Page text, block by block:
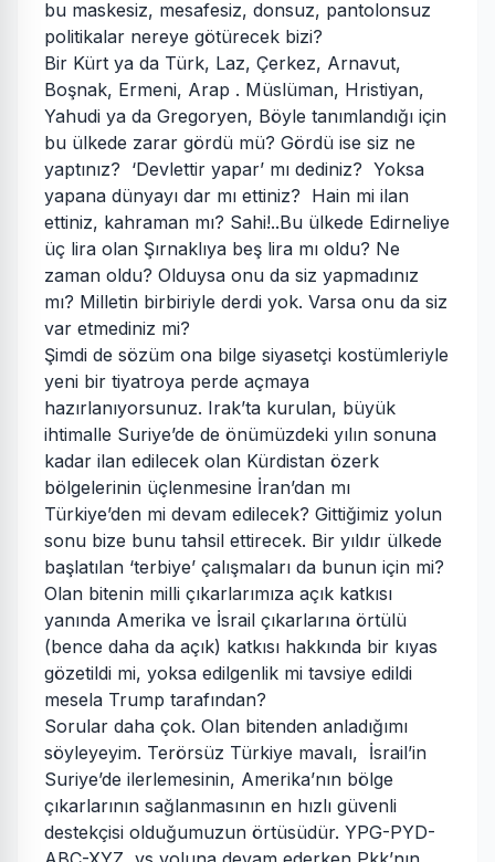
bu maskesiz, mesafesiz, donsuz, pantolonsuz
politikalar nereye götürecek bizi?
Bir Kürt ya da Türk, Laz, Çerkez, Arnavut,
Boşnak, Ermeni, Arap . Müslüman, Hristiyan,
Yahudi ya da Gregoryen, Böyle tanımlandığı için
bu ülkede zarar gördü mü? Gördü ise siz ne
yaptınız? ‘Devlettir yapar’ mı dediniz? Yoksa
yapana dünyayı dar mı ettiniz? Hain mi ilan
ettiniz, kahraman mı? Sahi!..Bu ülkede Edirneliye
üç lira olan Şırnaklıya beş lira mı oldu? Ne
zaman oldu? Olduysa onu da siz yapmadınız
mı? Milletin birbiriyle derdi yok. Varsa onu da siz
var etmediniz mi?
Şimdi de sözüm ona bilge siyasetçi kostümleriyle
yeni bir tiyatroya perde açmaya
hazırlanıyorsunuz. Irak’ta kurulan, büyük
ihtimalle Suriye’de de önümüzdeki yılın sonuna
kadar ilan edilecek olan Kürdistan özerk
bölgelerinin üçlenmesine İran’dan mı
Türkiye’den mi devam edilecek? Gittiğimiz yolun
sonu bize bunu tahsil ettirecek. Bir yıldır ülkede
başlatılan ‘terbiye’ çalışmaları da bunun için mi?
Olan bitenin milli çıkarlarımıza açık katkısı
yanında Amerika ve İsrail çıkarlarına örtülü
(bence daha da açık) katkısı hakkında bir kıyas
gözetildi mi, yoksa edilgenlik mi tavsiye edildi
mesela Trump tarafından?
Sorular daha çok. Olan bitenden anladığımı
söyleyeyim. Terörsüz Türkiye mavalı, İsrail’in
Suriye’de ilerlemesinin, Amerika’nın bölge
çıkarlarının sağlanmasının en hızlı güvenli
destekçisi olduğumuzun örtüsüdür. YPG-PYD-